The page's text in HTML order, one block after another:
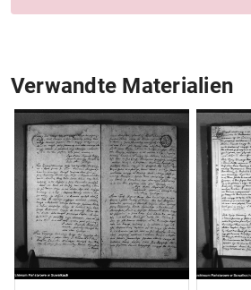
Verwandte Materialien